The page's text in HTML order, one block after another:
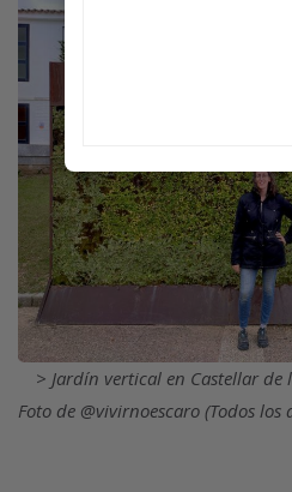
Jardín vertical en Castellar de
Foto de @vivirnoescaro (Todos los